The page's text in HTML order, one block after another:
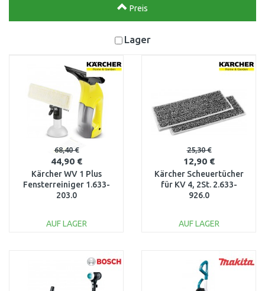
Preis
Lager
68,40 €
44,90 €
Kärcher WV 1 Plus
Fensterreiniger 1.633-
203.0
AUF LAGER
Vergleichen
25,30 €
12,90 €
Kärcher Scheuertücher
für KV 4, 2St. 2.633-
926.0
AUF LAGER
Vergleichen